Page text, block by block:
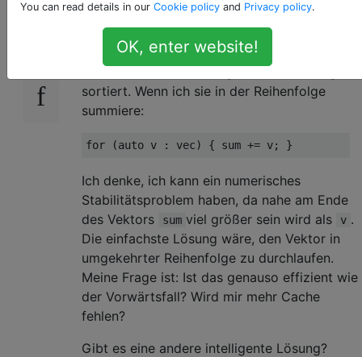
12
Ich habe eine ziemlich lange Liste von
Gleitkomma-Positivzahlen (
std::vector<float> , Größe ~ 1000). Die
Nummern sind in absteigender Reihenfolge
sortiert. Wenn ich sie in der Reihenfolge
summiere:
for (auto v : vec) { sum += v; }
Ich denke, ich kann ein numerisches
Stabilitätsproblem haben, da nahe am Ende
des Vektors
sum viel größer sein wird als v .
Die einfachste Lösung wäre, den Vektor in
umgekehrter Reihenfolge zu durchlaufen.
Meine Frage ist: Ist das genauso effizient wie
der Vorwärtsfall? Wird mir mehr Cache
fehlen?
Gibt es eine andere intelligente Lösung?
You can read details in our Cookie policy and Privacy policy.
OK, enter website!